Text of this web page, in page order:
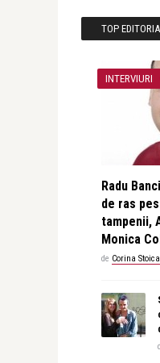
TOP
INTERVIURI
Radu
de ras
tampenii,
Monica
de Corina Stoica